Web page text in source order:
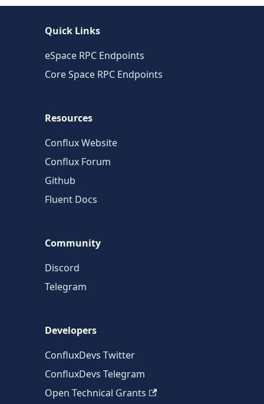
Quick Links
eSpace RPC Endpoints
Core Space RPC Endpoints
Resources
Conflux Website
Conflux Forum
Github
Fluent Docs
Community
Discord
Telegram
Developers
ConfluxDevs Twitter
ConfluxDevs Telegram
Open Technical Grants